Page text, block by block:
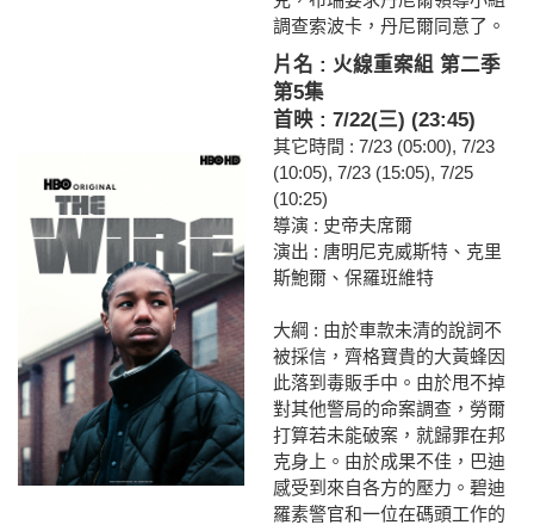
調查索波卡，丹尼爾同意了。
片名 : 火線重案組 第二季
第5集
首映 : 7/22(三) (23:45)
其它時間 : 7/23 (05:00), 7/23
(10:05), 7/23 (15:05), 7/25
(10:25)
導演 : 史帝夫席爾
演出 : 唐明尼克威斯特、克里
斯鮑爾、保羅班維特
大綱 : 由於車款未清的說詞不
被採信，齊格寶貴的大黃蜂因
此落到毒販手中。由於甩不掉
對其他警局的命案調查，勞爾
打算若未能破案，就歸罪在邦
克身上。由於成果不佳，巴迪
感受到來自各方的壓力。碧迪
羅素警官和一位在碼頭工作的